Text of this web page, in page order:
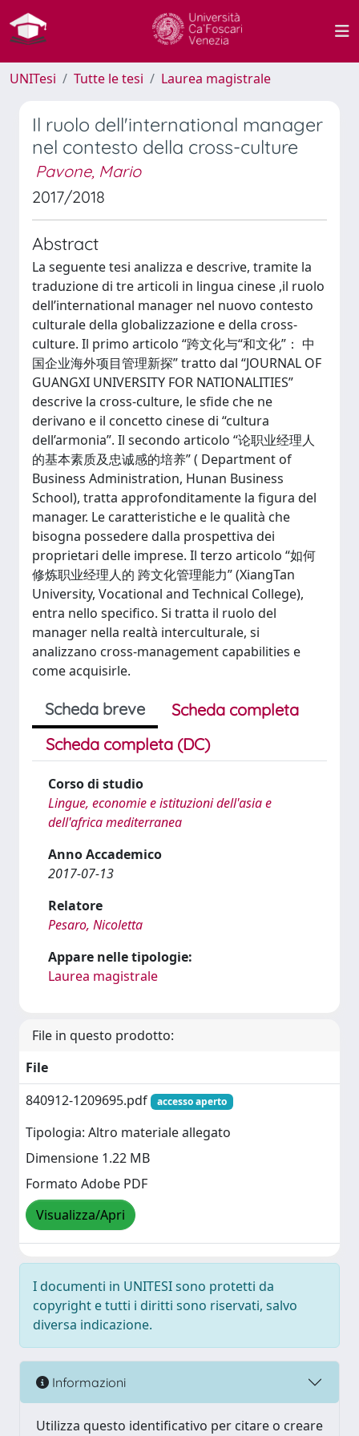
UNITesi Tutte le tesi Laurea magistrale
Il ruolo dell'international manager
nel contesto della cross-culture
Pavone, Mario
2017/2018
Abstract
La seguente tesi analizza e descrive, tramite la
traduzione di tre articoli in lingua cinese ,il ruolo
dell’international manager nel nuovo contesto
culturale della globalizzazione e della cross-
culture. Il primo articolo “跨文化与“和文化”： 中
国企业海外项目管理新探” tratto dal “JOURNAL OF
GUANGXI UNIVERSITY FOR NATIONALITIES”
descrive la cross-culture, le sfide che ne
derivano e il concetto cinese di “cultura
dell’armonia”. Il secondo articolo “论职业经理人
的基本素质及忠诚感的培养” ( Department of
Business Administration, Hunan Business
School), tratta approfonditamente la figura del
manager. Le caratteristiche e le qualità che
bisogna possedere dalla prospettiva dei
proprietari delle imprese. Il terzo articolo “如何
修炼职业经理人的 跨文化管理能力” (XiangTan
University, Vocational and Technical College),
entra nello specifico. Si tratta il ruolo del
manager nella realtà interculturale, si
analizzano cross-management capabilities e
come acquisirle.
Scheda breve
Scheda completa
Scheda completa (DC)
Corso di studio
Lingue, economie e istituzioni dell'asia e
dell'africa mediterranea
Anno Accademico
2017-07-13
Relatore
Pesaro, Nicoletta
Appare nelle tipologie:
Laurea magistrale
File in questo prodotto:
File
840912-1209695.pdf
accesso aperto
Tipologia: Altro materiale allegato
Dimensione 1.22 MB
Formato Adobe PDF
Visualizza/Apri
I documenti in UNITESI sono protetti da
copyright e tutti i diritti sono riservati, salvo
diversa indicazione.
Informazioni
Utilizza questo identificativo per citare o creare